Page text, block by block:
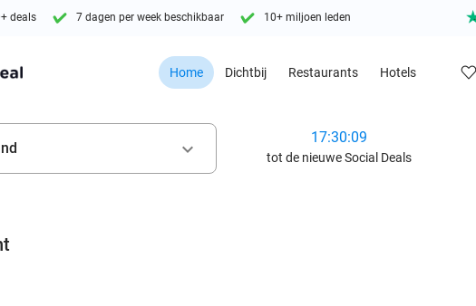
deals 7 dagen per week beschikbaar 10+ miljoen leden
Home Dichtbij Restaurants Hotels
keyboard_arrow_down
17:30:07
tot de nieuwe Social Deals